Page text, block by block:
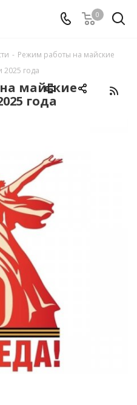
0
- Режим работы на майские
2025 года
майские
года